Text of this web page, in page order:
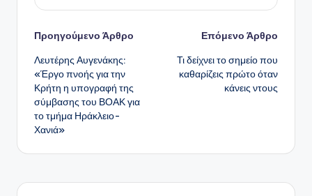
Πλοήγηση
δημοσιεύσεων
Προηγούμενο Άρθρο
Λευτέρης Αυγενάκης:
«Έργο πνοής για την
Κρήτη η υπογραφή της
σύμβασης του ΒΟΑΚ για
το τμήμα Ηράκλειο-
Χανιά»
Επόμενο Άρθρο
Τι δείχνει το σημείο που
καθαρίζεις πρώτο όταν
κάνεις ντους